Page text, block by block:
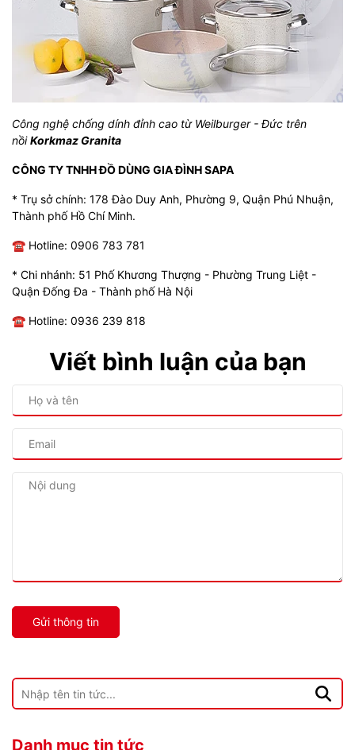
Công nghệ chống dính đỉnh cao từ Weilburger - Đức trên
nồiKorkmaz Granita
CÔNG TY TNHH ĐỒ DÙNG GIA ĐÌNH SAPA
* Trụ sở chính: 178 Đào Duy Anh, Phường 9, Quận Phú Nhuận,
Thành phố Hồ Chí Minh.
☎ Hotline: 0906 783 781
* Chi nhánh: 51 Phố Khương Thượng - Phường Trung Liệt -
Quận Đống Đa - Thành phố Hà Nội
☎ Hotline: 0936 239 818
Viết bình luận của bạn
Gửi thông tin
Danh mục tin tức